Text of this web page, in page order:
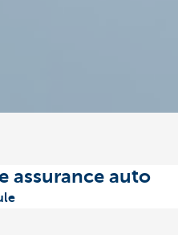
assurance auto